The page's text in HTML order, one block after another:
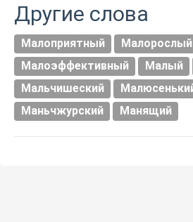
Другие слова
Малоприятный
Малорослый
Малоэффективный
Малый
Мальчишеский
Маньчжурский
Манящий